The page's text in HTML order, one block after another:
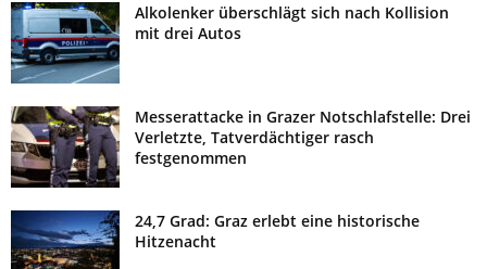
Alkolenker überschlägt sich nach Kollision
mit drei Autos
Messerattacke in Grazer Notschlafstelle: Drei
Verletzte, Tatverdächtiger rasch
festgenommen
24,7 Grad: Graz erlebt eine historische
Hitzenacht